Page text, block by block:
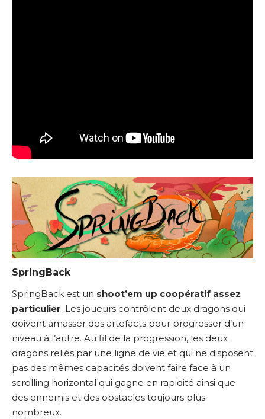
SpringBack
SpringBack est un shoot’em up coopératif assez
particulier. Les joueurs contrôlent deux dragons qui
doivent amasser des artefacts pour progresser d’un
niveau à l’autre. Au fil de la progression, les deux
dragons reliés par une ligne de vie et qui ne disposent
pas des mêmes capacités doivent faire face à un
scrolling horizontal qui gagne en rapidité ainsi que
des ennemis et des obstacles toujours plus
nombreux.